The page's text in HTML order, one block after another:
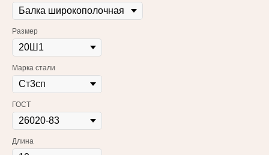
Размер
Марка стали
ГОСТ
Длина